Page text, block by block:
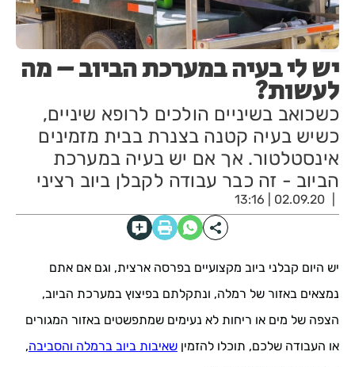
יש לי בעיה במערכת הביוב – מה
לעשות?
כשכואב בשיניים הולכים לרופא שיניים,
כשיש בעיה קטנה בצנרת בבית מזמינים
אינסטלטור. אך אם יש בעיה במערכת
הביוב - זה כבר עבודה לקבלן ביוב רציני
02.09.20 | 13:16
יש היום קבלני ביוב מקצועיים בפרסה ארצית, וגם אם אתם
נמצאים באזור של רמלה, ונתקלתם בפיצוץ במערכת הביוב,
הצפה של מים או ריחות לא נעימים שמתפשטים באזור המגורים
או העבודה שלכם, תוכלו להזמין שאיבות ביוב ברמלה והסביבה,